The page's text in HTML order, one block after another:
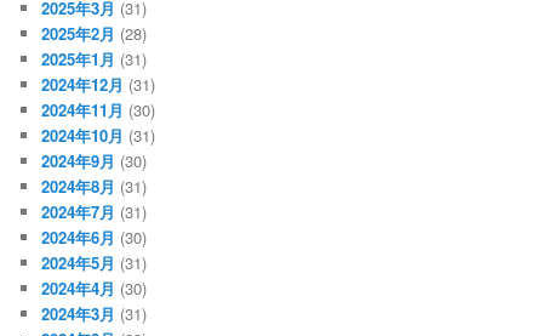
2025年3月 (31)
2025年2月 (28)
2025年1月 (31)
2024年12月 (31)
2024年11月 (30)
2024年10月 (31)
2024年9月 (30)
2024年8月 (31)
2024年7月 (31)
2024年6月 (30)
2024年5月 (31)
2024年4月 (30)
2024年3月 (31)